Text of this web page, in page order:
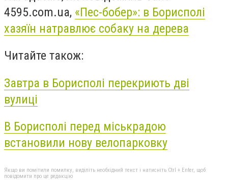
4595.com.ua, «Пес-бобер»: в Борисполі
хазяїн натравлює собаку на дерева
Читайте також:
Завтра в Борисполі перекриють дві
вулиці
В Борисполі перед міськрадою
встановили нову велопарковку
Якщо ви помітили помилку, виділіть необхідний текст і натисніть Ctrl + Enter, щоб
повідомити про це редакцію